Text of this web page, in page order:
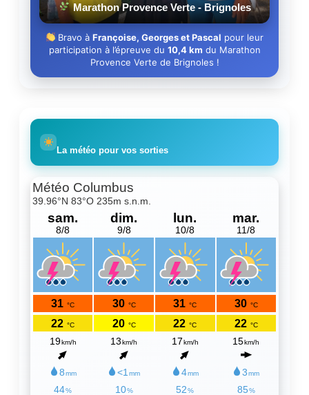
Marathon Provence Verte - Brignoles
Bravo àFrançoise, Georges et Pascal pour leur
participation à l’épreuve du 10,4 km du Marathon
Provence Verte de Brignoles !
La météo pour vos sorties